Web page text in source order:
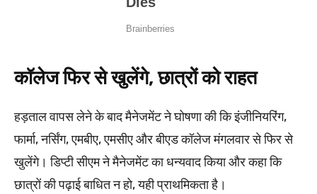
कॉलेज फिर से खुलेंगे, छात्रों को राहत
हड़ताल वापस लेने के बाद मैनेजमेंट ने घोषणा की कि इंजीनियरिंग,
फार्मा, नर्सिंग, एमबीए, एमसीए और बीएड कॉलेज मंगलवार से फिर से
खुलेंगे। डिप्टी सीएम ने मैनेजमेंट का धन्यवाद किया और कहा कि
छात्रों की पढ़ाई बाधित न हो, यही प्राथमिकता है।